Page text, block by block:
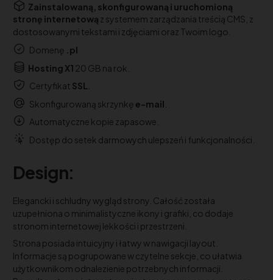
Zainstalowaną, skonfigurowaną i uruchomioną
stronę internetową z systemem zarządzania treścią CMS, z
dostosowanymi tekstami i zdjęciami oraz Twoim logo.
Domenę .pl
Hosting X1 20 GB na rok.
Certyfikat SSL
Skonfigurowaną skrzynkę e-mail
Automatyczne kopie zapasowe.
Dostęp do setek darmowych ulepszeń i funkcjonalności.
Design:
Elegancki i schludny wygląd strony. Całość została
uzupełniona o minimalistyczne ikony i grafiki, co dodaje
stronom internetowej lekkości i przestrzeni.
Strona posiada intuicyjny i łatwy w nawigacji layout.
Informacje są pogrupowane w czytelne sekcje, co ułatwia
użytkownikom odnalezienie potrzebnych informacji.